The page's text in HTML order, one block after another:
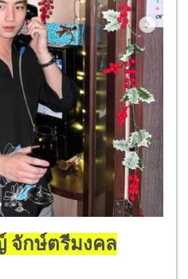
จักษ์ตรีมงคล